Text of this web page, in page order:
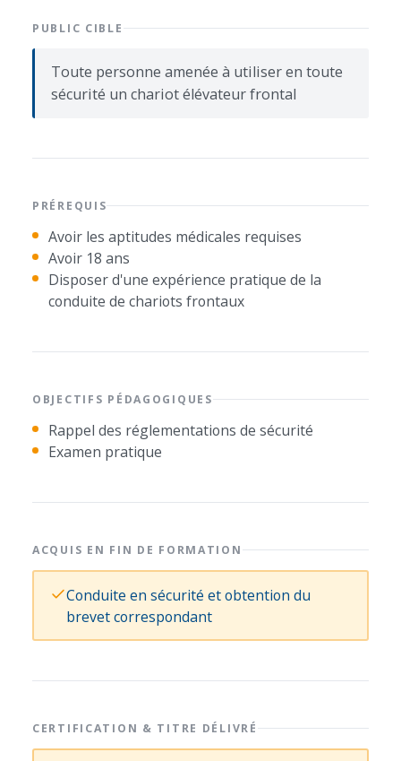
PUBLIC CIBLE
Toute personne amenée à utiliser en toute
sécurité un chariot élévateur frontal
PRÉREQUIS
Avoir les aptitudes médicales requises
Avoir 18 ans
Disposer d'une expérience pratique de la
conduite de chariots frontaux
OBJECTIFS PÉDAGOGIQUES
Rappel des réglementations de sécurité
Examen pratique
ACQUIS EN FIN DE FORMATION
Conduite en sécurité et obtention du
brevet correspondant
CERTIFICATION & TITRE DÉLIVRÉ